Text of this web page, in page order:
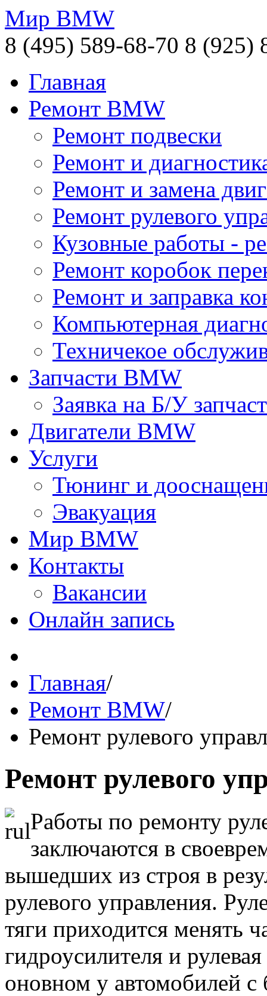
Мир BMW
8 (495) 589-68-70 8 (925)
Главная
Ремонт BMW
Ремонт подвески
Ремонт и
Ремонт и замена
Ремонт рулевого
Кузовные работы -
Ремонт коробок
Ремонт и заправка
Компьютерная
Техничекое
Запчасти BMW
Заявка на Б/У
Двигатели BMW
Услуги
Тюнинг и
Эвакуация
Мир BMW
Контакты
Вакансии
Онлайн запись
Главная/
Ремонт BMW/
Ремонт рулевого
Ремонт рулевого
Работы по ремонту
заключаются в
вышедших из строя в
рулевого управления.
тяги приходится менять
гидроусилителя и
оновном у автомобилей